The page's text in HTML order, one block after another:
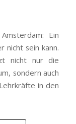
Ein
nicht sein kann.
nicht nur die
sondern auch
in den